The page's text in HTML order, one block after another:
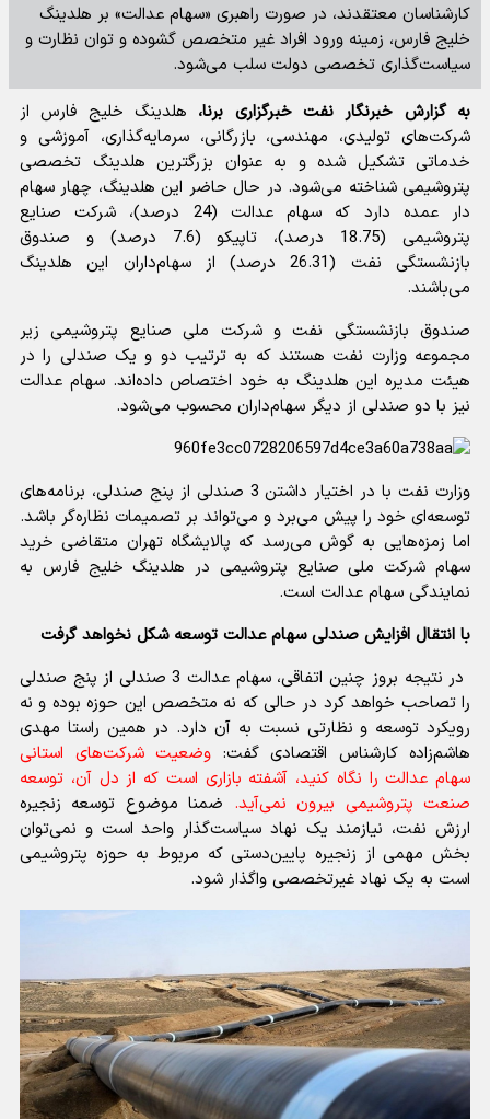
کارشناسان معتقدند، در صورت راهبری «سهام عدالت» بر هلدینگ
خلیج فارس، زمینه ورود افراد غیر متخصص گشوده و توان نظارت و
سیاست‌گذاری تخصصی دولت سلب می‌شود.
به گزارش خبرنگار نفت خبرگزاری برنا، هلدینگ خلیج فارس از
شرکت‌های تولیدی، مهندسی، بازرگانی، سرمایه‌گذاری، آموزشی و
خدماتی تشکیل شده و به عنوان بزرگترین هلدینگ تخصصی
پتروشیمی شناخته می‌شود. در حال حاضر این هلدینگ، چهار سهام
دار عمده دارد که سهام عدالت (24 درصد)، شرکت صنایع
پتروشیمی (18.75 درصد)، تاپیکو (7.6 درصد) و صندوق
بازنشستگی نفت (26.31 درصد) از سهام‌داران این هلدینگ
می‌باشند.
صندوق بازنشستگی نفت و شرکت ملی صنایع پتروشیمی زیر
مجموعه وزارت نفت هستند که به ترتیب دو و یک صندلی را در
هیئت مدیره این هلدینگ به خود اختصاص داده‌اند. سهام عدالت
نیز با دو صندلی از دیگر سهام‌داران محسوب می‌شود.
وزارت نفت با در اختیار داشتن 3 صندلی از پنج صندلی، برنامه‌های
توسعه‌ای خود را پیش می‌برد و می‌تواند بر تصمیمات نظاره‌گر باشد.
اما زمزه‌هایی به گوش می‌رسد که پالایشگاه تهران متقاضی خرید
سهام شرکت ملی صنایع پتروشیمی در هلدینگ خلیج فارس به
نمایندگی سهام عدالت است.
با انتقال افزایش صندلی سهام عدالت توسعه شکل نخواهد گرفت
در نتیجه بروز چنین اتفاقی، سهام عدالت 3 صندلی از پنج صندلی
را تصاحب خواهد کرد در حالی که نه متخصص این حوزه بوده و نه
رویکرد توسعه و نظارتی نسبت به آن دارد. در همین راستا مهدی
هاشم‌زاده کارشناس اقتصادی گفت: وضعیت شرکت‌های استانی
سهام عدالت را نگاه کنید، آشفته بازاری است که از دل آن، توسعه
صنعت پتروشیمی بیرون نمی‌آید. ضمنا موضوع توسعه زنجیره
ارزش نفت، نیازمند یک نهاد سیاست‌گذار واحد است و نمی‌توان
بخش مهمی از زنجیره پایین‌دستی که مربوط به حوزه پتروشیمی
است به یک نهاد غیرتخصصی واگذار شود.